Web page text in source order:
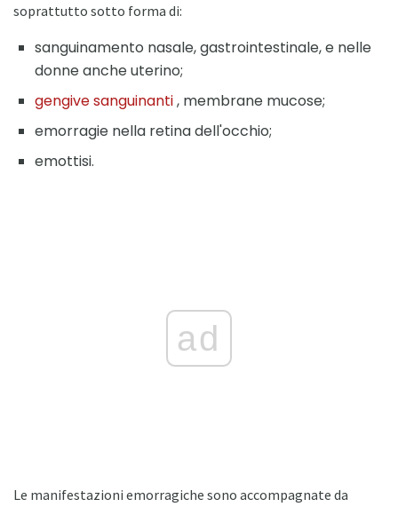
soprattutto sotto forma di:
sanguinamento nasale, gastrointestinale, e nelle
donne anche uterino;
gengive sanguinanti, membrane mucose;
emorragie nella retina dell'occhio;
emottisi.
ad
Le manifestazioni emorragiche sono accompagnate da